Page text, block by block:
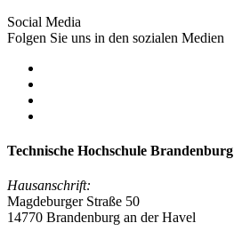
Social Media
Folgen Sie uns in den sozialen Medien
Technische Hochschule Brandenburg
Hausanschrift:
Magdeburger Straße 50
14770 Brandenburg an der Havel